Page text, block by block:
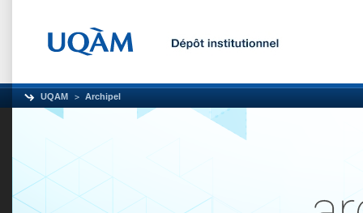
UQAM Archipel